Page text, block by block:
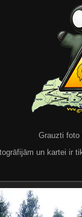
Grauzti foto
un kartei ir